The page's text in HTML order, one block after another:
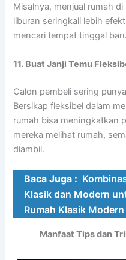
Misalnya, menjual rumah
liburan seringkali lebih
mencari tempat tinggal
11. Buat Janji Temu
Calon pembeli sering
Bersikap fleksibel dalam
rumah bisa meningkatkan
mereka melihat rumah,
diambil.
Baca Juga :
Klasik dan Modern
Rumah Klasik Modern
Manfaat Tips dan